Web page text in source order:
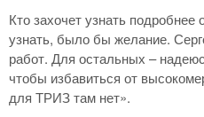
Кто захочет узнать
узнать, было бы желание.
работ. Для остальных –
чтобы избавиться от
для ТРИЗ там нет».